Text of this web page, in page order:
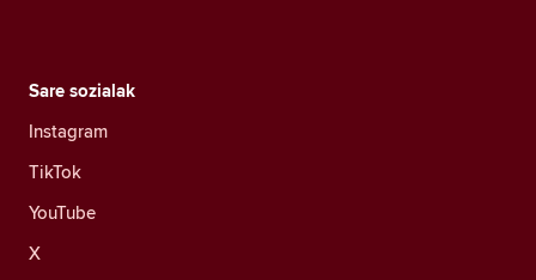
Sare sozialak
Instagram
TikTok
YouTube
X